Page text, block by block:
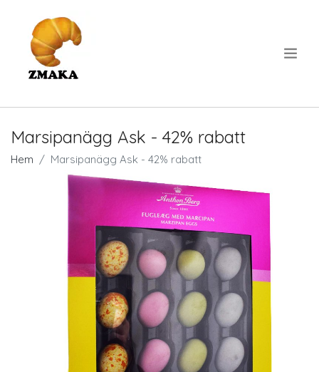
Marsipanägg Ask - 42% rabatt
Hem Marsipanägg Ask - 42% rabatt